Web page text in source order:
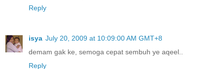
Reply
isya July 20, 2009 at 10:09:00 AM GMT+8
demam gak ke, semoga cepat sembuh ye aqeel..
Reply